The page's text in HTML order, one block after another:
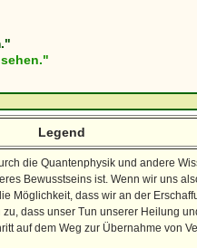
Legend
die Quantenphysik und andere
Bewusstseins ist. Wenn wir uns
Möglichkeit, dass wir an der
dass unser Tun unserer Heilung
auf dem Weg zur Übernahme von